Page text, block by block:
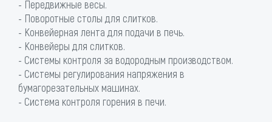
- Передвижные весы.
- Поворотные столы для слитков.
- Конвейерная лента для подачи в печь.
- Конвейеры для слитков.
- Системы контроля за водородным производством.
- Системы регулирования напряжения в
бумагорезательных машинах.
- Система контроля горения в печи.